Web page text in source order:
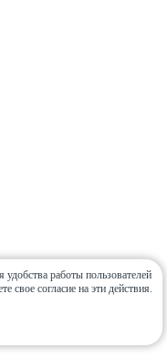
работы пользователей
свое согласие на эти действия.